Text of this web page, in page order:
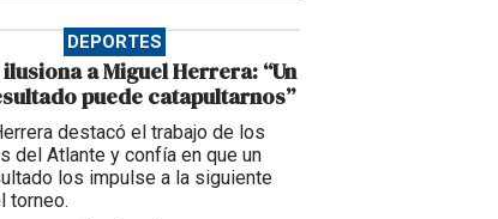
DEPORTES
a Miguel Herrera: “Un
puede catapultarnos”
destacó el trabajo de los
del Atlante y confía en que un
los impulse a la siguiente
torneo.